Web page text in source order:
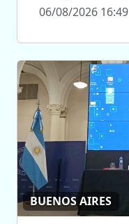
06/08/2026 16:49
BUENOS AIRES